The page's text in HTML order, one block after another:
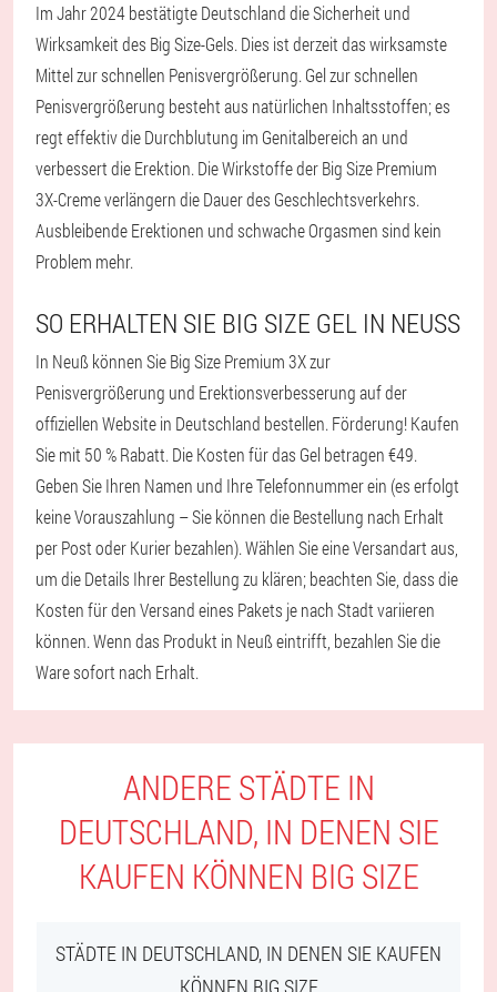
Im Jahr 2024 bestätigte Deutschland die Sicherheit und
Wirksamkeit des Big Size-Gels. Dies ist derzeit das wirksamste
Mittel zur schnellen Penisvergrößerung. Gel zur schnellen
Penisvergrößerung besteht aus natürlichen Inhaltsstoffen; es
regt effektiv die Durchblutung im Genitalbereich an und
verbessert die Erektion. Die Wirkstoffe der Big Size Premium
3X-Creme verlängern die Dauer des Geschlechtsverkehrs.
Ausbleibende Erektionen und schwache Orgasmen sind kein
Problem mehr.
SO ERHALTEN SIE BIG SIZE GEL IN NEUSS
In Neuß können Sie Big Size Premium 3X zur
Penisvergrößerung und Erektionsverbesserung auf der
offiziellen Website in Deutschland bestellen. Förderung! Kaufen
Sie mit 50 % Rabatt. Die Kosten für das Gel betragen €49.
Geben Sie Ihren Namen und Ihre Telefonnummer ein (es erfolgt
keine Vorauszahlung – Sie können die Bestellung nach Erhalt
per Post oder Kurier bezahlen). Wählen Sie eine Versandart aus,
um die Details Ihrer Bestellung zu klären; beachten Sie, dass die
Kosten für den Versand eines Pakets je nach Stadt variieren
können. Wenn das Produkt in Neuß eintrifft, bezahlen Sie die
Ware sofort nach Erhalt.
ANDERE STÄDTE IN
DEUTSCHLAND, IN DENEN SIE
KAUFEN KÖNNEN BIG SIZE
STÄDTE IN DEUTSCHLAND, IN DENEN SIE KAUFEN
KÖNNEN BIG SIZE